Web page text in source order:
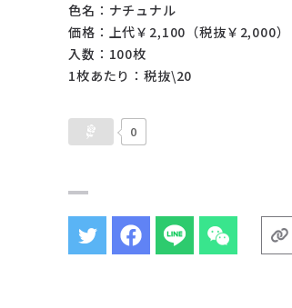
色名：ナチュナル
価格：上代￥2,100（税抜￥2,000）
入数：100枚
1枚あたり：税抜\20
0